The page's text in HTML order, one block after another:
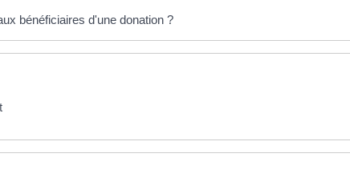
bénéficiaires d'une donation ?